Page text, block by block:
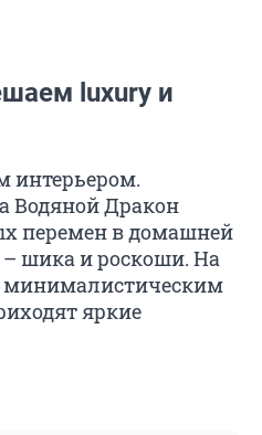
luxury и
интерьером.
Водяной Дракон
перемен в домашней
– шика и роскоши. На
яркие